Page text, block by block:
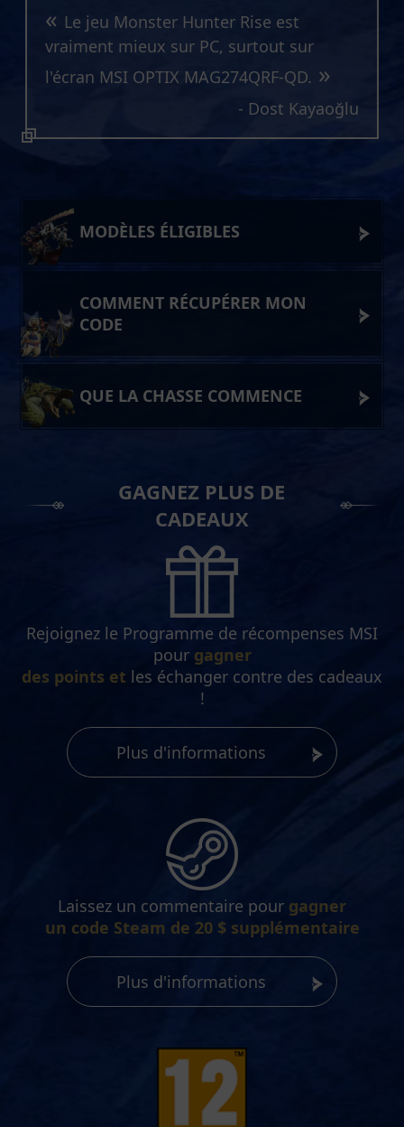
« Le jeu Monster Hunter Rise est
vraiment mieux sur PC, surtout sur
l'écran MSI OPTIX MAG274QRF-QD. »
- Dost Kayaoğlu
MODÈLES ÉLIGIBLES
COMMENT RÉCUPÉRER MON
CODE
QUE LA CHASSE COMMENCE
GAGNEZ PLUS DE
CADEAUX
Rejoignez le Programme de récompenses MSI
pour gagner
des points et les échanger contre des cadeaux
!
Plus d'informations
Laissez un commentaire pour gagner
un code Steam de 20 $ supplémentaire
Plus d'informations